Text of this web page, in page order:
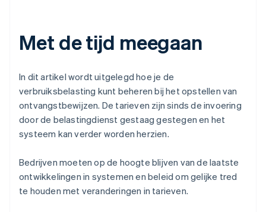
Met de tijd meegaan
In dit artikel wordt uitgelegd hoe je de
verbruiksbelasting kunt beheren bij het opstellen van
ontvangstbewijzen. De tarieven zijn sinds de invoering
door de belastingdienst gestaag gestegen en het
systeem kan verder worden herzien.
Bedrijven moeten op de hoogte blijven van de laatste
ontwikkelingen in systemen en beleid om gelijke tred
te houden met veranderingen in tarieven.